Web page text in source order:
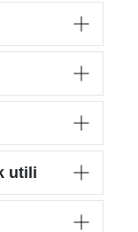
utili